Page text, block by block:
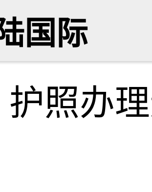
国际
照办